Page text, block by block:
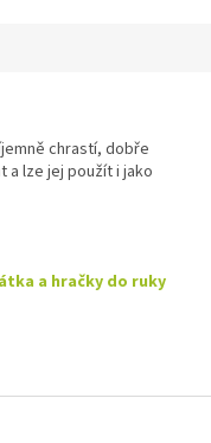
chrastí, dobře
a lze jej použít i jako
a hračky do ruky